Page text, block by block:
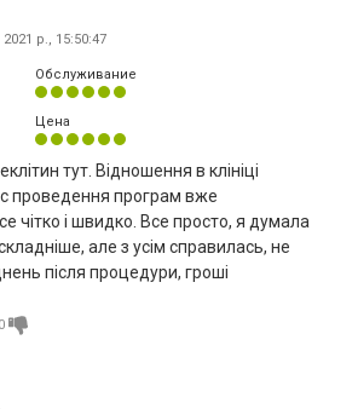
р., 15:50:47
Обслуживание
Цена
тут. Відношення в клініці
проведення програм вже
чітко і швидко. Все просто, я думала
але з усім справилась, не
після процедури, гроші
0